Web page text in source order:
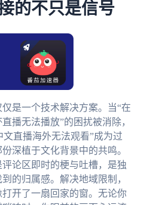
的不只是信号
是一个技术解决方案。当“在
播无法播放”的困扰被消除，
直播海外无法观看”成为过
深植于文化背景中的共鸣。
论区即时的梗与吐槽，是独
的归属感。解决地域限制，
开了一扇回家的窗。无论你